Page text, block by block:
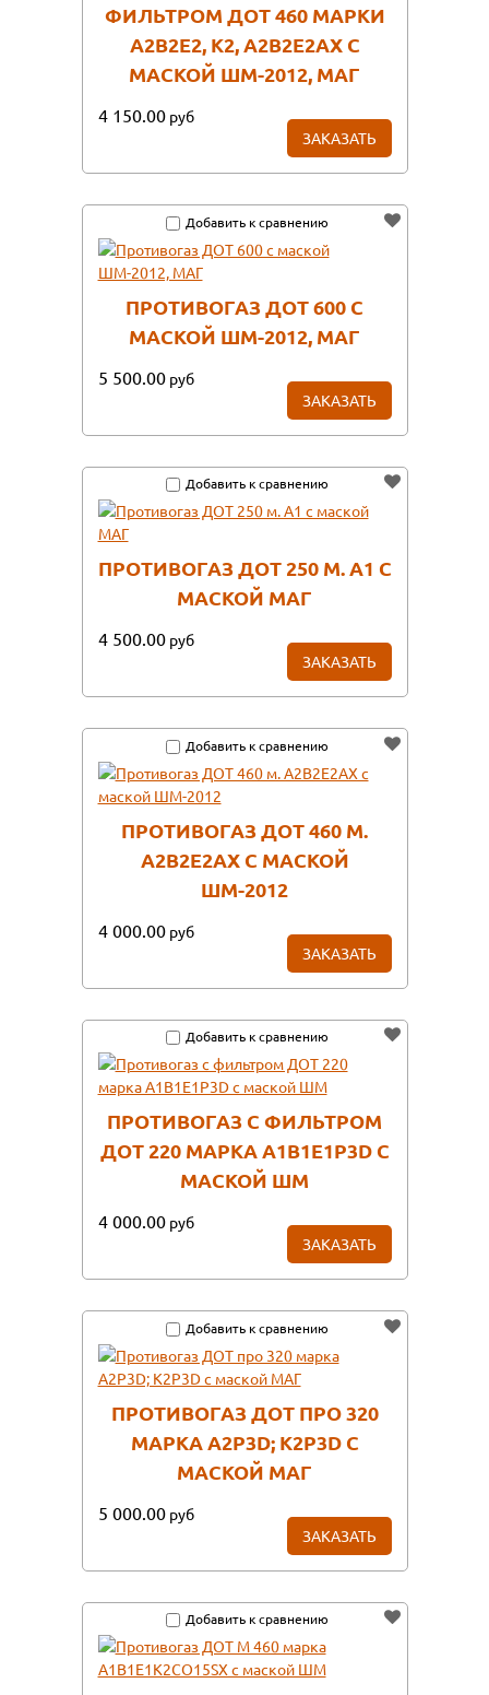
ФИЛЬТРОМ ДОТ 460 МАРКИ
А2В2Е2, К2, А2В2Е2АX С
МАСКОЙ ШМ-2012, МАГ
4 150.00 руб
ЗАКАЗАТЬ
Добавить к сравнению
ПРОТИВОГАЗ ДОТ 600 С
МАСКОЙ ШМ-2012, МАГ
5 500.00 руб
ЗАКАЗАТЬ
Добавить к сравнению
ПРОТИВОГАЗ ДОТ 250 М. А1 С
МАСКОЙ МАГ
4 500.00 руб
ЗАКАЗАТЬ
Добавить к сравнению
ПРОТИВОГАЗ ДОТ 460 М.
А2В2Е2АX С МАСКОЙ
ШМ-2012
4 000.00 руб
ЗАКАЗАТЬ
Добавить к сравнению
ПРОТИВОГАЗ С ФИЛЬТРОМ
ДОТ 220 МАРКА А1В1Е1Р3D С
МАСКОЙ ШМ
4 000.00 руб
ЗАКАЗАТЬ
Добавить к сравнению
ПРОТИВОГАЗ ДОТ ПРО 320
МАРКА А2Р3D; К2Р3D С
МАСКОЙ МАГ
5 000.00 руб
ЗАКАЗАТЬ
Добавить к сравнению